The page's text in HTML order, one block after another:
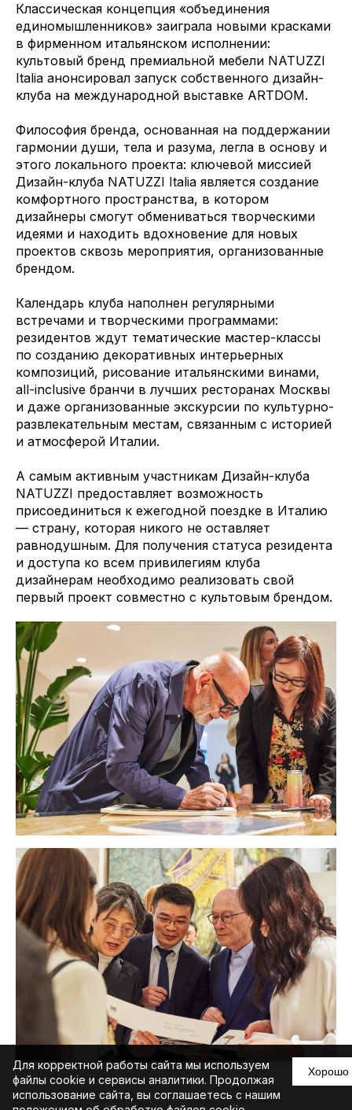
Для корректной работы сайта мы используем
файлы cookie и сервисы аналитики. Продолжая
использование сайта, вы соглашаетесь с нашим
Хорошо
Классическая концепция «объединения
единомышленников» заиграла новыми красками
в фирменном итальянском исполнении:
культовый бренд премиальной мебели NATUZZI
Italia анонсировал запуск собственного дизайн-
клуба на международной выставке ARTDOM.
Философия бренда, основанная на поддержании
гармонии души, тела и разума, легла в основу и
этого локального проекта: ключевой миссией
Дизайн-клуба NATUZZI Italia является создание
комфортного пространства, в котором
дизайнеры смогут обмениваться творческими
идеями и находить вдохновение для новых
проектов сквозь мероприятия, организованные
брендом.
Календарь клуба наполнен регулярными
встречами и творческими программами:
резидентов ждут тематические мастер-классы
по созданию декоративных интерьерных
композиций, рисование итальянскими винами,
all-inclusive бранчи в лучших ресторанах Москвы
и даже организованные экскурсии по культурно-
развлекательным местам, связанным с историей
и атмосферой Италии.
А самым активным участникам Дизайн-клуба
NATUZZI предоставляет возможность
присоединиться к ежегодной поездке в Италию
— страну, которая никого не оставляет
равнодушным. Для получения статуса резидента
и доступа ко всем привилегиям клуба
дизайнерам необходимо реализовать свой
первый проект совместно с культовым брендом.